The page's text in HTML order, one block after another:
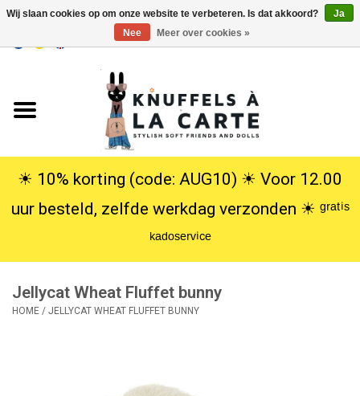
USD
Knuffels
Poppen
SALE
Cadeauservice
☀︎ 10% korting (code: AUG10) ☀︎ Voor 12.00
uur besteld, zelfde werkdag verzonden ☀︎ ᵍʳᵃᵗⁱˢ
ᵏᵃᵈᵒˢᵉʳᵛⁱᶜᵉ
Jellycat Wheat Fluffet bunny
HOME / JELLYCAT WHEAT FLUFFET BUNNY
Wij slaan cookies op om onze website te verbeteren. Is dat akkoord?
Ja
Nee
Meer over cookies »